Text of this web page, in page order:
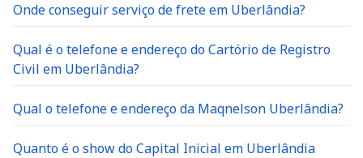
Onde conseguir serviço de frete em Uberlândia?
Qual é o telefone e endereço do Cartório de Registro
Civil em Uberlândia?
Qual o telefone e endereço da Maqnelson Uberlândia?
Quanto é o show do Capital Inicial em Uberlândia